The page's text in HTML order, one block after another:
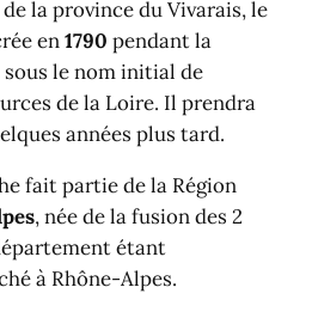
la province du Vivarais, le
en1790 pendant la
le nom initial de
de la Loire. Il prendra
années plus tard.
fait partie de la Région
, née de la fusion des 2
étant
à Rhône-Alpes.